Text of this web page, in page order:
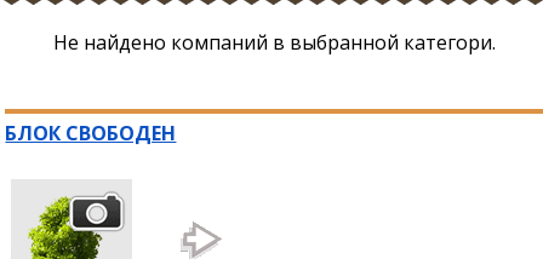
Не найдено компаний в выбранной категори.
БЛОК СВОБОДЕН